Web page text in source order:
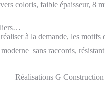
coloris, faible épaisseur, 8
à la demande, les
sans raccords,
Réalisations G Construction